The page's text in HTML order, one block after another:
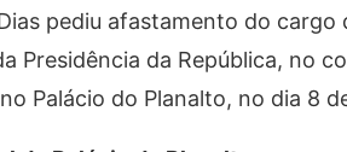
pediu afastamento do
Presidência da República, no
Palácio do Planalto, no dia 8